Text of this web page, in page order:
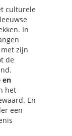
culturele
In
met zijn
de
en
het
En
een